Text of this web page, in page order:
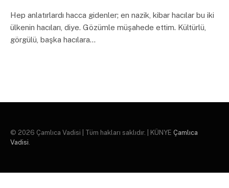
Hep anlatırlardı hacca gidenler; en nazik, kibar hacılar bu iki
ülkenin hacıları, diye. Gözümle müşahede ettim. Kültürlü,
görgülü, başka hacılara…
© 2026 Çamlıca Vadisi | Tüm hakları saklıdır. | KÜNYE Çamlıca
Vadisi